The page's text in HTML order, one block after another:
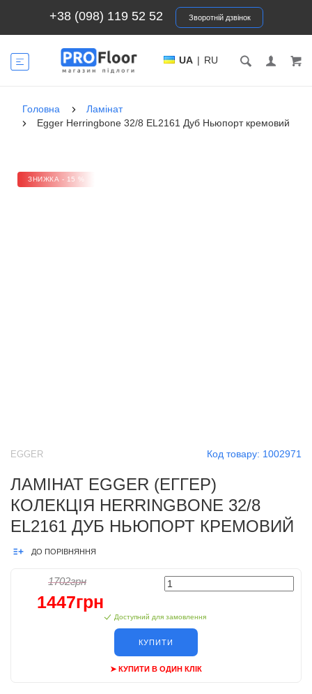
+38 (098) 119 52 52 Зворотній дзвінок
UA | RU
Головна
Ламінат
Egger Herringbone 32/8 EL2161 Дуб Ньюпорт кремовий
ЗНИЖКА - 15 %
Код товару: 1002971
EGGER
ЛАМІНАТ EGGER (ЕГГЕР)
КОЛЕКЦІЯ HERRINGBONE 32/8
EL2161 ДУБ НЬЮПОРТ КРЕМОВИЙ
ДО ПОРІВНЯННЯ
1702грн
1447грн
Доступний для замовлення
КУПИТИ
➤ КУПИТИ В ОДИН КЛІК